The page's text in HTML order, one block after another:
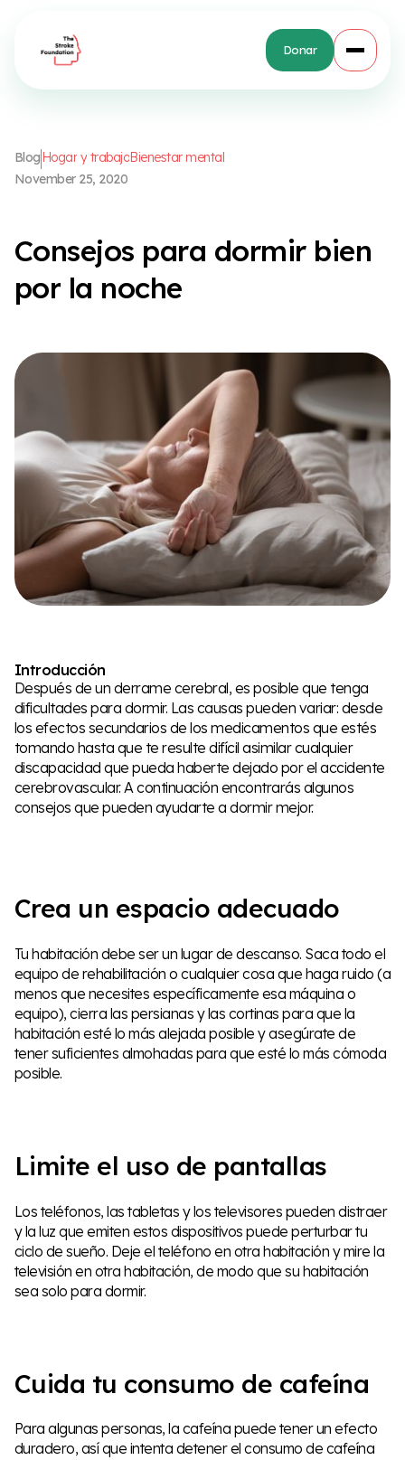
Donar
Blog Hogar y trabajoBienestar mental
November 25, 2020
Consejos para dormir bien
por la noche
Introducción
Después de un derrame cerebral, es posible que tenga
dificultades para dormir. Las causas pueden variar: desde
los efectos secundarios de los medicamentos que estés
tomando hasta que te resulte difícil asimilar cualquier
discapacidad que pueda haberte dejado por el accidente
cerebrovascular. A continuación encontrarás algunos
consejos que pueden ayudarte a dormir mejor.
Crea un espacio adecuado
Tu habitación debe ser un lugar de descanso. Saca todo el
equipo de rehabilitación o cualquier cosa que haga ruido (a
menos que necesites específicamente esa máquina o
equipo), cierra las persianas y las cortinas para que la
habitación esté lo más alejada posible y asegúrate de
tener suficientes almohadas para que esté lo más cómoda
posible.
Limite el uso de pantallas
Los teléfonos, las tabletas y los televisores pueden distraer
y la luz que emiten estos dispositivos puede perturbar tu
ciclo de sueño. Deje el teléfono en otra habitación y mire la
televisión en otra habitación, de modo que su habitación
sea solo para dormir.
Cuida tu consumo de cafeína
Para algunas personas, la cafeína puede tener un efecto
duradero, así que intenta detener el consumo de cafeína